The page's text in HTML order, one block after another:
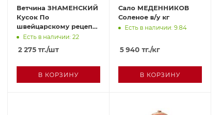
Ветчина ЗНАМЕНСКИЙ
Кусок По
швейцарскому рецепту
0,3кг в/у
Есть в наличии: 22
2 275 тг./шт
В КОРЗИНУ
Сало МЕДЕННИКОВ
Соленое в/у кг
Есть в наличии: 9.84
5 940 тг./кг
В КОРЗИНУ